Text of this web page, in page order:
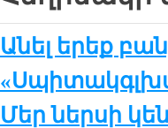
Անել երեք
Մեր ներսի